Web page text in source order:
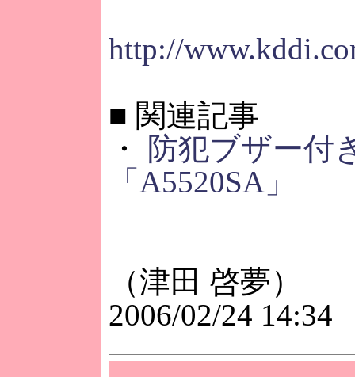
http://
■ 関連記事
・
防犯ブザー付
「A5520SA」
（津田 啓夢）
2006/02/24 14:34